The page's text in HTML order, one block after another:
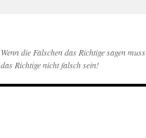
Wenn die Falschen das Richtige sagen muss
das Richtige nicht falsch sein!